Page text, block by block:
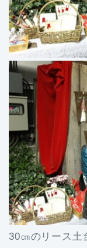
30㎝のリース土